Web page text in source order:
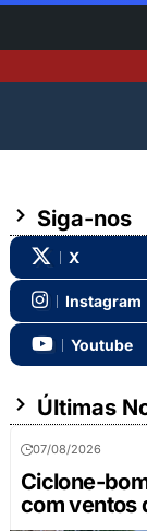
Siga-nos
X
Instagram
Youtube
Últimas
07/08/2026
Ciclone-
com ventos